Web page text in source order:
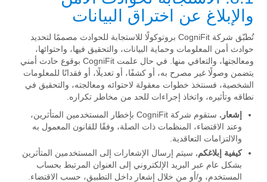
والإبلاغ عن اختراق البيانات
تُطبّق شركة CogniFit بروتوكولًا للاستجابة للحوادث مصممًا لتحديد
حوادث أمن المعلومات وحماية البيانات، والتحقيق فيها، واحتوائها،
ومعالجتها، والتعافي منها. في حال علمت CogniFit بوقوع حادث أمني
يتضمن وصولًا غير مصرح به، أو كشفًا، أو تعديلًا، أو فقدانًا للمعلومات
الشخصية، فسنتخذ خطوات معقولة لاحتوائه ومعالجته، والتحقيق في
نطاقه وتأثيره، واتخاذ إجراءات للحد من مخاطر تكراره.
إشعار.
ستقوم شركة CogniFit بإخطار المستخدمين المتأثرين،
وعند الاقتضاء، المنظمات ذات الصلة، وفقًا للقانون المعمول به
والالتزامات التعاقدية.
كيفية إبلاغكم. سيتم إرسال الإشعارات إلى المستخدمين المتأثرين
بشكل عام عبر البريد الإلكتروني إلى العنوان المرتبط بحساب
المستخدم، و/أو من خلال إشعار داخل التطبيق، حسب الاقتضاء.